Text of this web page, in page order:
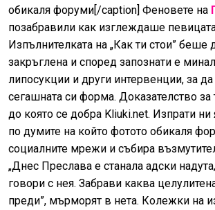
обикаля форуми[/caption] Феновете на
позабравили как изглеждаше
Изпълнителката на „Как ти стои” беше
закръглена и според запознати е
липосукции и други интервенции, за да
сегашната си форма. Доказателство за
до която се добра Kliuki.net. Изпрати ни
по думите на който фотото обикаля
социалните мрежи и събира
„Днес Преслава е станала адски
говори с нея. Забрави каква
преди”, мърморят в нета. Колежки на